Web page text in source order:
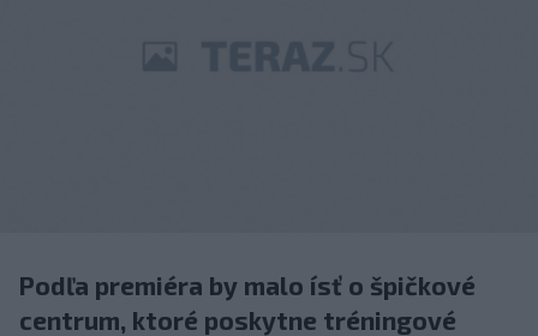
Podľa premiéra by malo ísť o špičkové
centrum, ktoré poskytne tréningové